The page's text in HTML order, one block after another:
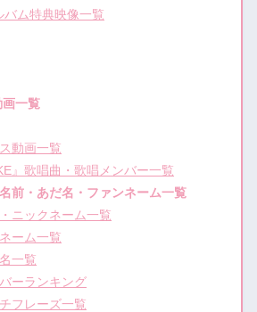
バム特典映像一覧
一覧
動画一覧
』歌唱曲・歌唱メンバー一覧
前・あだ名・ファンネーム一覧
ニックネーム一覧
ーム一覧
一覧
ーランキング
フレーズ一覧